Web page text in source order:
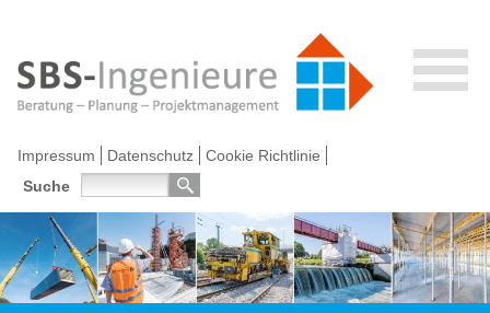
Impressum Datenschutz
Cookie Richtlinie
Suche